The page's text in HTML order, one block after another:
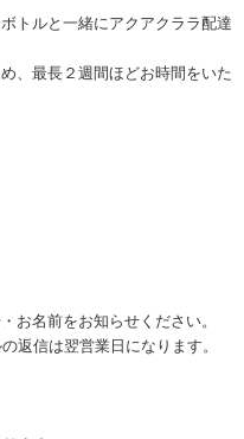
トルと一緒にアクアクララ配達
、最長２週間ほどお時間をいた
お名前をお知らせください。
返信は翌営業日になります。